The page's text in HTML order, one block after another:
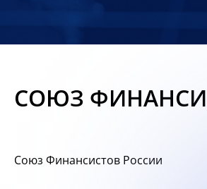
СОЮЗ
Союз Финансистов России